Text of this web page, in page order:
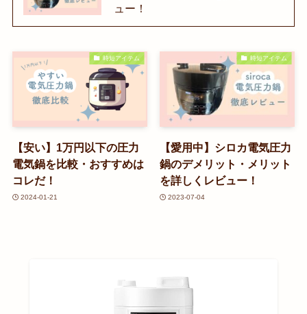
ュー！
時短アイテム
【安い】1万円以下の圧力
電気鍋を比較・おすすめは
コレだ！
2024-01-21
時短アイテム
【愛用中】シロカ電気圧力
鍋のデメリット・メリット
を詳しくレビュー！
2023-07-04